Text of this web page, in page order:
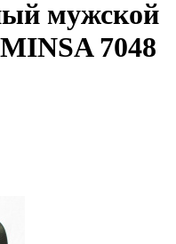
мужской
7048